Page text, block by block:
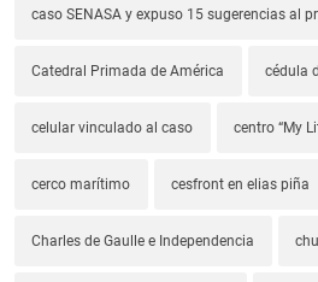
caso SENASA y expuso 15 sugerencias al
Catedral Primada de América cédula
celular vinculado al caso centro “My
cerco marítimo cesfront en elias piña
Charles de Gaulle e Independencia